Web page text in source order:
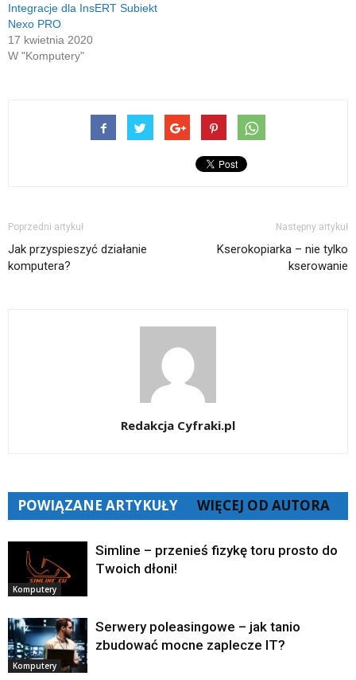
Integracje dla InsERT Subiekt
Nexo PRO
17 kwietnia 2020
W "Komputery"
Poprzedni artykuł
Jak przyspieszyć działanie
komputera?
Następny artykuł
Kserokopiarka – nie tylko
kserowanie
Redakcja Cyfraki.pl
POWIĄZANE ARTYKUŁY WIĘCEJ OD AUTORA
Komputery
Simline – przenieś fizykę toru prosto do
Twoich dłoni!
Komputery
Serwery poleasingowe – jak tanio
zbudować mocne zaplecze IT?